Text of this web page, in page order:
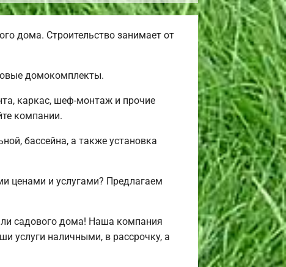
дома. Строительство занимает от
домокомплекты.
каркас, шеф-монтаж и прочие
компании.
бассейна, а также установка
ценами и услугами? Предлагаем
садового дома! Наша компания
услуги наличными, в рассрочку, а